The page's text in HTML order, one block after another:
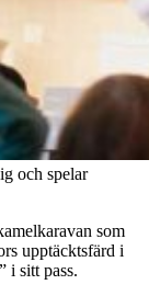
och spelar
som
upptäcktsfärd i
i sitt pass.